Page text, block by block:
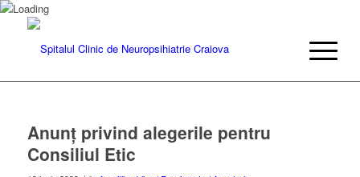
Anunţ privind alegerile pentru
Consiliul Etic